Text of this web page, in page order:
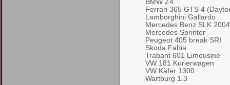
BMW Z4
Ferrari 365 GTS 4
Lamborghini Gallardo
Mercedes Benz SLK
Mercedes Sprinter
Peugeot 405 break SRI
Skoda Fabia
Trabant 601 Limousine
VW 181 Kurierwagen
VW Käfer 1300
Wartburg 1.3